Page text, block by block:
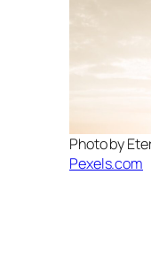
Photo by
Pexels.com